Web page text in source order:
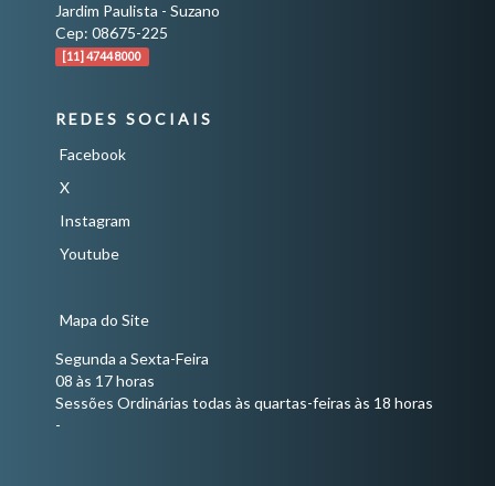
Jardim Paulista - Suzano
Cep: 08675-225
[11] 4744 8000
REDES SOCIAIS
Facebook
X
Instagram
Youtube
Mapa do Site
Segunda a Sexta-Feira
08 às 17 horas
Sessões Ordinárias todas às quartas-feiras às 18 horas
-